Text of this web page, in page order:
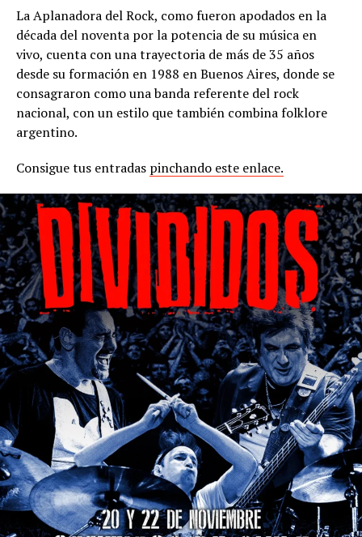
La Aplanadora del Rock, como fueron apodados en la
década del noventa por la potencia de su música en
vivo, cuenta con una trayectoria de más de 35 años
desde su formación en 1988 en Buenos Aires, donde se
consagraron como una banda referente del rock
nacional, con un estilo que también combina folklore
argentino.
Consigue tus entradas pinchando este enlace.